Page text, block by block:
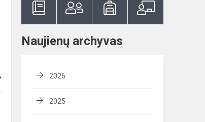
Naujienų archyvas
2026
2025